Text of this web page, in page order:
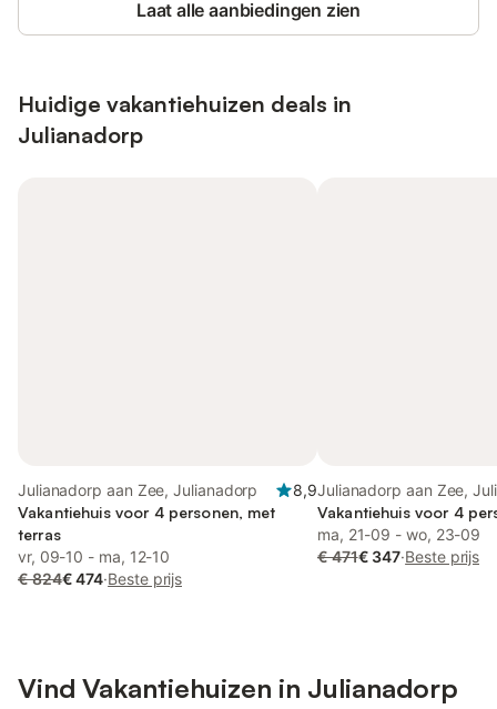
Laat alle aanbiedingen zien
Huidige vakantiehuizen deals in
Julianadorp
Julianadorp aan Zee, Julianadorp
8,9
Vakantiehuis voor 4 personen, met
terras
vr, 09-10 - ma, 12-10
€ 824€ 474·Beste prijs
Julianadorp aan Zee,
Vakantiehuis voor 4
ma, 21-09 - wo, 23-09
€ 471€ 347·Beste prijs
Vind Vakantiehuizen in Julianadorp